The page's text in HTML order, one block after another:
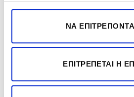
ΝΑ
ΕΠΙΤΡΈΠΕΤΑΙ Η
Πώς να Δυναμώσεις τα
Μαλλιά σου Μετά την
Επαναφοράς και
Πυκνότητας